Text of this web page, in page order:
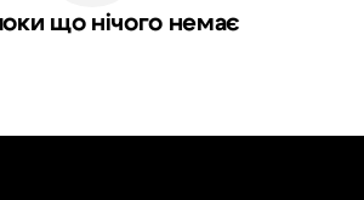
що нічого немає